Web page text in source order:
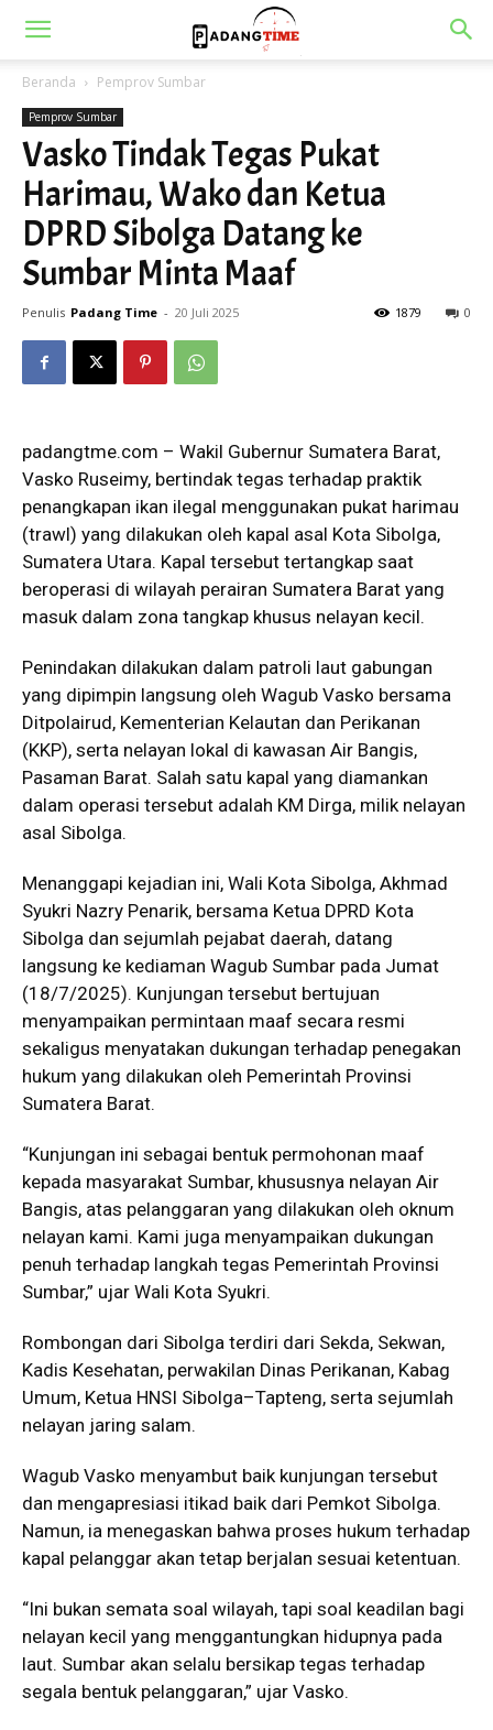
Beranda Pemprov Sumbar
Pemprov Sumbar
Vasko Tindak Tegas Pukat
Harimau, Wako dan Ketua
DPRD Sibolga Datang ke
Sumbar Minta Maaf
Penulis Padang Time - 20 Juli 2025 0
1879
padangtme.com – Wakil Gubernur Sumatera Barat,
Vasko Ruseimy, bertindak tegas terhadap praktik
penangkapan ikan ilegal menggunakan pukat harimau
(trawl) yang dilakukan oleh kapal asal Kota Sibolga,
Sumatera Utara. Kapal tersebut tertangkap saat
beroperasi di wilayah perairan Sumatera Barat yang
masuk dalam zona tangkap khusus nelayan kecil.
Penindakan dilakukan dalam patroli laut gabungan
yang dipimpin langsung oleh Wagub Vasko bersama
Ditpolairud, Kementerian Kelautan dan Perikanan
(KKP), serta nelayan lokal di kawasan Air Bangis,
Pasaman Barat. Salah satu kapal yang diamankan
dalam operasi tersebut adalah KM Dirga, milik nelayan
asal Sibolga.
Menanggapi kejadian ini, Wali Kota Sibolga, Akhmad
Syukri Nazry Penarik, bersama Ketua DPRD Kota
Sibolga dan sejumlah pejabat daerah, datang
langsung ke kediaman Wagub Sumbar pada Jumat
(18/7/2025). Kunjungan tersebut bertujuan
menyampaikan permintaan maaf secara resmi
sekaligus menyatakan dukungan terhadap penegakan
hukum yang dilakukan oleh Pemerintah Provinsi
Sumatera Barat.
“Kunjungan ini sebagai bentuk permohonan maaf
kepada masyarakat Sumbar, khususnya nelayan Air
Bangis, atas pelanggaran yang dilakukan oleh oknum
nelayan kami. Kami juga menyampaikan dukungan
penuh terhadap langkah tegas Pemerintah Provinsi
Sumbar,” ujar Wali Kota Syukri.
Rombongan dari Sibolga terdiri dari Sekda, Sekwan,
Kadis Kesehatan, perwakilan Dinas Perikanan, Kabag
Umum, Ketua HNSI Sibolga–Tapteng, serta sejumlah
nelayan jaring salam.
Wagub Vasko menyambut baik kunjungan tersebut
dan mengapresiasi itikad baik dari Pemkot Sibolga.
Namun, ia menegaskan bahwa proses hukum terhadap
kapal pelanggar akan tetap berjalan sesuai ketentuan.
“Ini bukan semata soal wilayah, tapi soal keadilan bagi
nelayan kecil yang menggantungkan hidupnya pada
laut. Sumbar akan selalu bersikap tegas terhadap
segala bentuk pelanggaran,” ujar Vasko.